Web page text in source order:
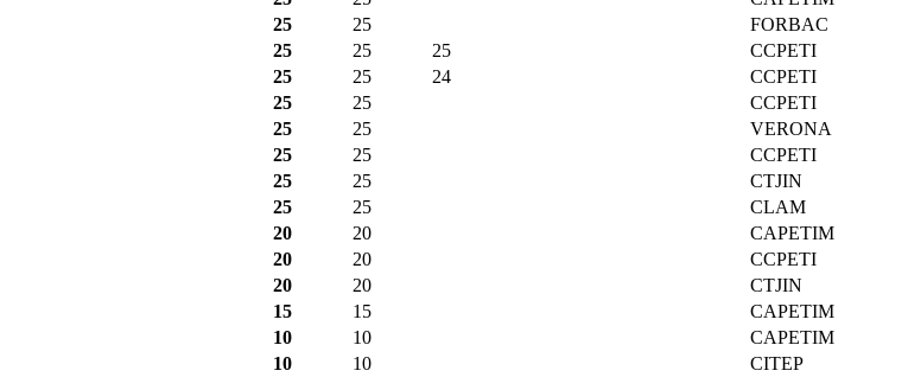
25 25
FORBAC
25 25 25
CCPETI
25 25 24
CCPETI
25 25
CCPETI
25 25
VERONA
25 25
CCPETI
25 25
CTJIN
25 25
CLAM
20 20
CAPETIM
20 20
CCPETI
20 20
CTJIN
15 15
CAPETIM
10 10
CAPETIM
10 10
CITEP